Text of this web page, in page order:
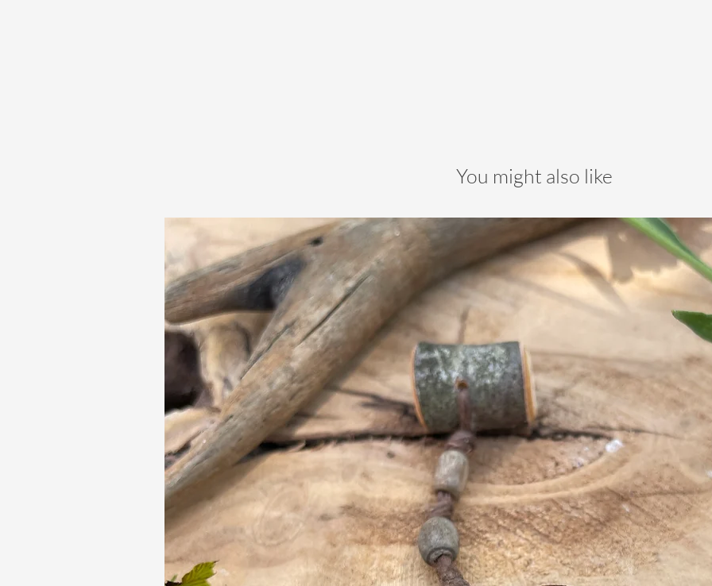
You might also like